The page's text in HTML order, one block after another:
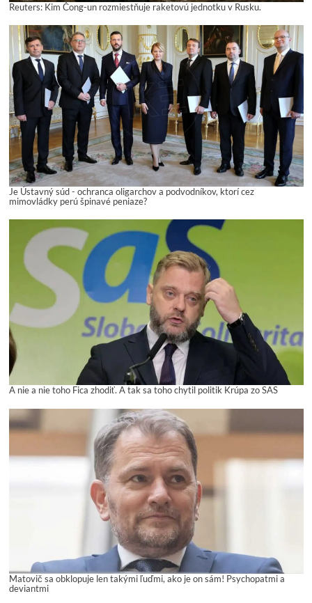
Reuters: Kim Čong-un rozmiestňuje raketovú jednotku v Rusku.
Je Ústavný súd - ochranca oligarchov a podvodníkov, ktorí cez
mimovládky perú špinavé peniaze?
A nie a nie toho Fica zhodiť. A tak sa toho chytil politik Krúpa zo SAS
Matovič sa obklopuje len takými ľuďmi, ako je on sám! Psychopatmi a
deviantmi